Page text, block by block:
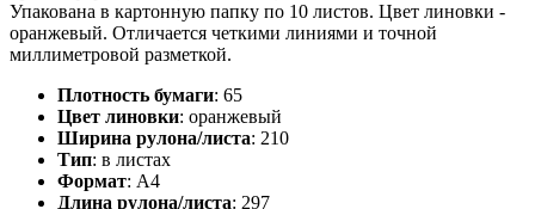
Упакована в картонную папку по 10 листов. Цвет линовки -
оранжевый. Отличается четкими линиями и точной
миллиметровой разметкой.
Плотность бумаги: 65
Цвет линовки: оранжевый
Ширина рулона/листа: 210
Тип: в листах
Формат: А4
Длина рулона/листа: 297